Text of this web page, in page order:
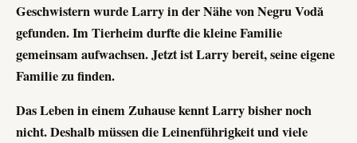
Geschwistern wurde Larry in der Nähe von Negru Vodă
gefunden. Im Tierheim durfte die kleine Familie
gemeinsam aufwachsen. Jetzt ist Larry bereit, seine eigene
Familie zu finden.
Das Leben in einem Zuhause kennt Larry bisher noch
nicht. Deshalb müssen die Leinenführigkeit und viele